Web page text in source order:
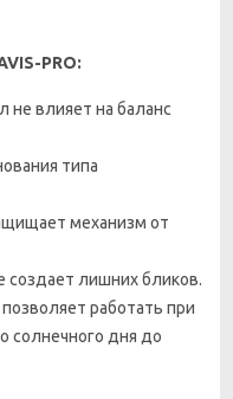
PRO:
не влияет на баланс
типа
механизм от
создает лишних бликов.
работать при
солнечного дня до